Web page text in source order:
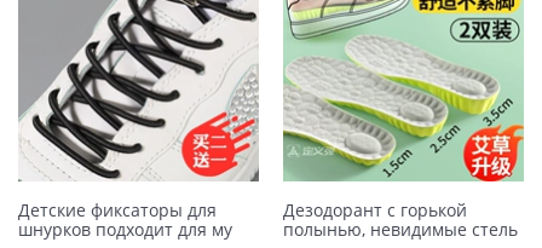
Детские фиксаторы для
шнурков подходит для му
Дезодорант с горькой
полынью, невидимые стель